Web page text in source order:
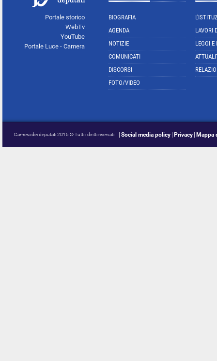
Portale storico
WebTv
YouTube
Portale Luce - Camera
BIOGRAFIA
AGENDA
NOTIZIE
COMUNICATI
DISCORSI
FOTO/VIDEO
LAVORI
LEGGI E
Camera dei deputati 2015 © Tutti i diritti riservati Social media policy Privacy Mappa